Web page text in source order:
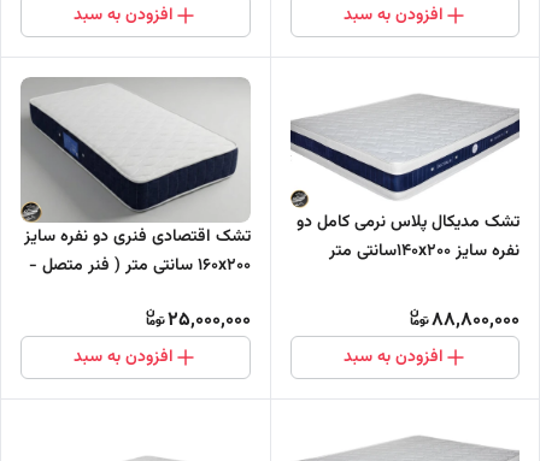
افزودن به سبد افزودن به سبد
تشک مدیکال پلاس نرمی کامل دو
نفره سایز 140x200سانتی متر
بدون فنر)
88,800,000
افزودن به سبد
تشک اقتصادی فنری دو نفره سایز
160x200 سانتی متر ( فنر متصل -
25,000,000
افزودن به سبد